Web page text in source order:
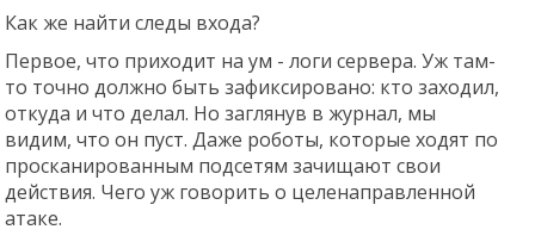
Как же найти следы входа?
Первое, что приходит на ум - логи сервера. Уж там-
то точно должно быть зафиксировано: кто заходил,
откуда и что делал. Но заглянув в журнал, мы
видим, что он пуст. Даже роботы, которые ходят по
просканированным подсетям зачищают свои
действия. Чего уж говорить о целенаправленной
атаке.